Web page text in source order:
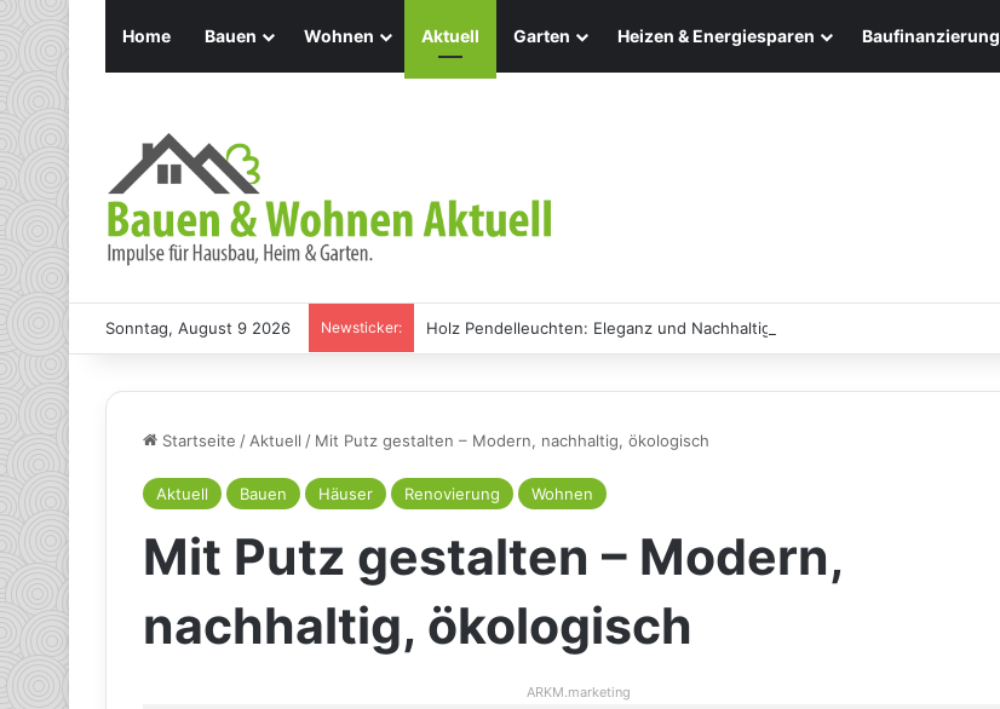
Home Bauen Wohnen Aktuell Garten Heizen & Energiesparen Baufinanzierung
Sonntag, August 9 2026 Newsticker: Holz Pendelleuchten: Eleganz und Nachhaltigkeit für Ihr Zuhause
Startseite /Aktuell / Mit Putz gestalten – Modern, nachhaltig, ökologisch
Aktuell Bauen Häuser Renovierung Wohnen
Mit Putz gestalten – Modern,
nachhaltig, ökologisch
ARKM.marketing